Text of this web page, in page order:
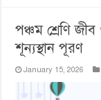
পঞ্চম শ্রেণি
শূন্যস্থান পূরণ
January 15, 2026